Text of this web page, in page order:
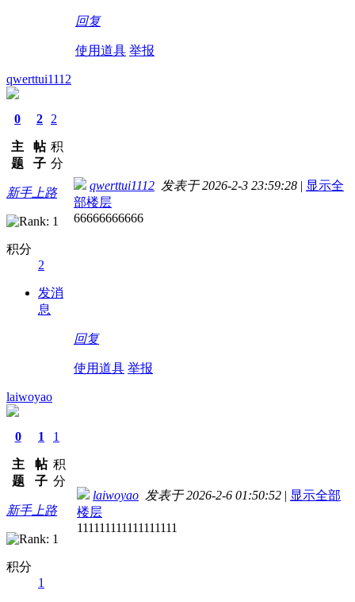
回复
使用道具 举报
qwerttui1112
0
主
题
2
帖
子
2
积
分
新手上路
积分
2
发消
息
qwerttui1112 发表于 2026-2-3 23:59:28 | 显示全
部楼层
66666666666
回复
使用道具 举报
laiwoyao
0
主
题
1
帖
子
1
积
分
新手上路
积分
1
laiwoyao 发表于 2026-2-6 01:50:52 | 显示全部
楼层
111111111111111111